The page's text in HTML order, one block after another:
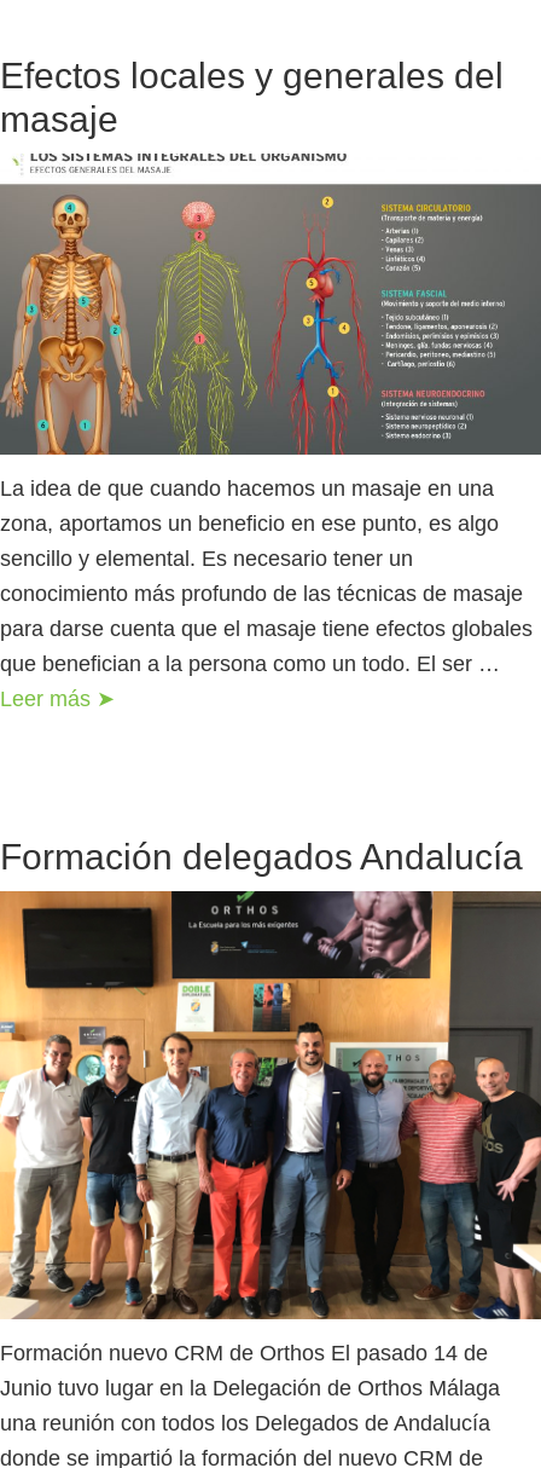
Efectos locales y generales del
masaje
La idea de que cuando hacemos un masaje en una
zona, aportamos un beneficio en ese punto, es algo
sencillo y elemental. Es necesario tener un
conocimiento más profundo de las técnicas de masaje
para darse cuenta que el masaje tiene efectos globales
que benefician a la persona como un todo. El ser …
Leer más ➤
Formación delegados Andalucía
Formación nuevo CRM de Orthos El pasado 14 de
Junio tuvo lugar en la Delegación de Orthos Málaga
una reunión con todos los Delegados de Andalucía
donde se impartió la formación del nuevo CRM de